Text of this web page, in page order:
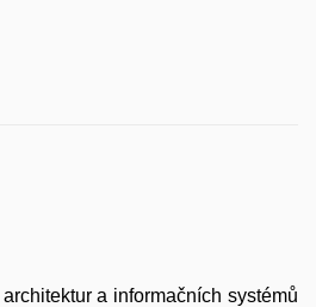
a informačních systémů